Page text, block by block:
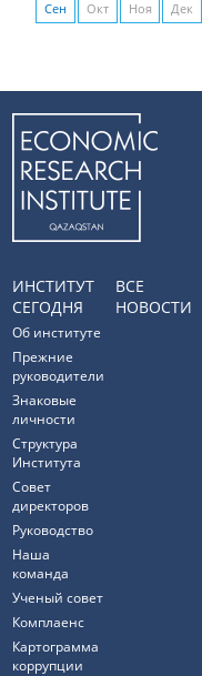
Сен
Окт Ноя Дек
ИНСТИТУТ
СЕГОДНЯ
Об институте
Прежние
руководители
Знаковые
личности
Структура
Института
Совет
директоров
Руководство
Наша
команда
Ученый совет
Комплаенс
Картограмма
коррупции
ВСЕ
НОВОСТИ